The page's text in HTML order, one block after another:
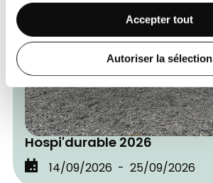
Accepter tout
Autoriser la sélection
Hospi'durable 2026
14/09/2026 25/09/2026